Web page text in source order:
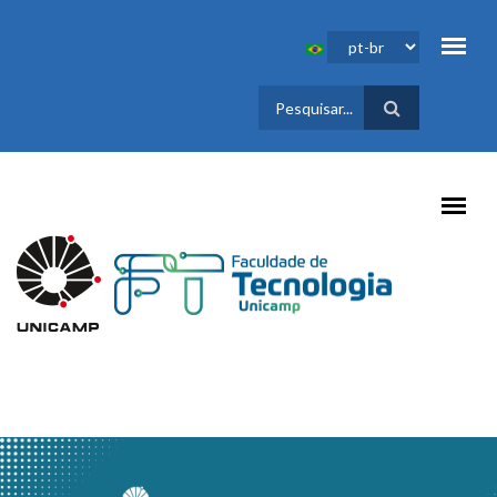
FORMULÁRIO
DE BUSCA